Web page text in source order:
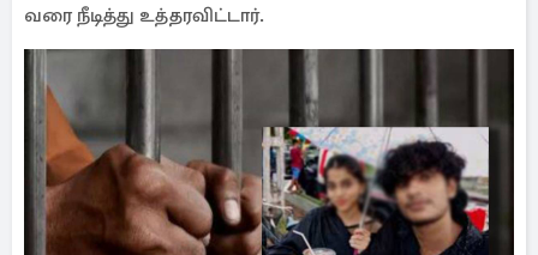
வரை நீடித்து உத்தரவிட்டார்.